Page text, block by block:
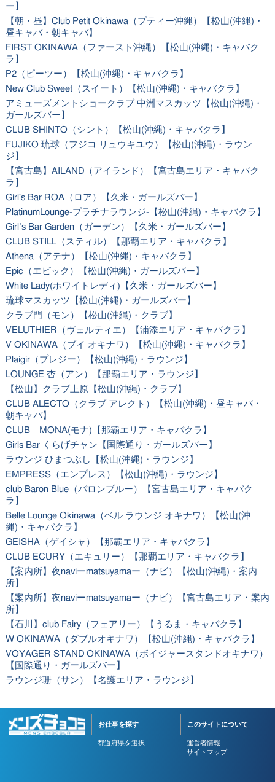
ー】
【朝・昼】Club Petit Okinawa（プティー沖縄）【松山(沖縄)・
昼キャバ・朝キャバ】
FIRST OKINAWA（ファースト沖縄）【松山(沖縄)・キャバク
ラ】
P2（ピーツー）【松山(沖縄)・キャバクラ】
New Club Sweet（スイート）【松山(沖縄)・キャバクラ】
アミューズメントショークラブ 中洲マスカッツ【松山(沖縄)・
ガールズバー】
CLUB SHINTO（シント）【松山(沖縄)・キャバクラ】
FUJIKO 琉球（フジコ リュウキユウ）【松山(沖縄)・ラウン
ジ】
【宮古島】AILAND（アイランド）【宮古島エリア・キャバク
ラ】
Girl's Bar ROA（ロア）【久米・ガールズバー】
PlatinumLounge-プラチナラウンジ-【松山(沖縄)・キャバクラ】
Girl’s Bar Garden（ガーデン）【久米・ガールズバー】
CLUB STILL（スティル）【那覇エリア・キャバクラ】
Athena（アテナ）【松山(沖縄)・キャバクラ】
Epic（エピック）【松山(沖縄)・ガールズバー】
White Lady(ホワイトレディ)【久米・ガールズバー】
琉球マスカッツ【松山(沖縄)・ガールズバー】
クラブ門（モン）【松山(沖縄)・クラブ】
VELUTHIER（ヴェルティエ）【浦添エリア・キャバクラ】
V OKINAWA（ブイ オキナワ）【松山(沖縄)・キャバクラ】
Plaigir（プレジー）【松山(沖縄)・ラウンジ】
LOUNGE 杏（アン）【那覇エリア・ラウンジ】
【松山】クラブ上原【松山(沖縄)・クラブ】
CLUB ALECTO（クラブ アレクト）【松山(沖縄)・昼キャバ・
朝キャバ】
CLUB MONA(モナ)【那覇エリア・キャバクラ】
Girls Bar くらげチャン【国際通り・ガールズバー】
ラウンジ ひまつぶし【松山(沖縄)・ラウンジ】
EMPRESS（エンプレス）【松山(沖縄)・ラウンジ】
club Baron Blue（バロンブルー）【宮古島エリア・キャバク
ラ】
Belle Lounge Okinawa（ベル ラウンジ オキナワ）【松山(沖
縄)・キャバクラ】
GEISHA（ゲイシャ）【那覇エリア・キャバクラ】
CLUB ECURY（エキュリー）【那覇エリア・キャバクラ】
【案内所】夜naviーmatsuyamaー（ナビ）【松山(沖縄)・案内
所】
【案内所】夜naviーmatsuyamaー（ナビ）【宮古島エリア・案内
所】
【石川】club Fairy（フェアリー）【うるま・キャバクラ】
W OKINAWA（ダブルオキナワ）【松山(沖縄)・キャバクラ】
VOYAGER STAND OKINAWA（ボイジャースタンドオキナワ）
【国際通り・ガールズバー】
ラウンジ珊（サン）【名護エリア・ラウンジ】
お仕事を探す
都道府県を選択
このサイトについて
運営者情報
サイトマップ